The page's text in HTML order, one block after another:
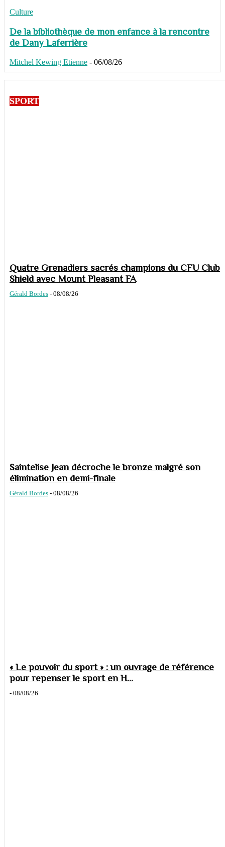
Culture
De la bibliothèque de mon enfance à la rencontre
de Dany Laferrière
Mitchel Kewing Etienne - 06/08/26
SPORT
Quatre Grenadiers sacrés champions du CFU Club
Shield avec Mount Pleasant FA
Gérald Bordes - 08/08/26
Saintelise Jean décroche le bronze malgré son
élimination en demi-finale
Gérald Bordes - 08/08/26
« Le pouvoir du sport » : un ouvrage de référence
pour repenser le sport en H...
- 08/08/26